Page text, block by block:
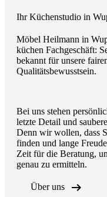
Ihr Küchenstudio in
Möbel Heilmann in
küchen Fachgeschäft:
bekannt für unsere
Qualitätsbewusstsein.
Bei uns stehen
letzte Detail und
Denn wir wollen, dass
finden und lange
Zeit für die Beratung,
genau zu ermitteln.
Über uns 